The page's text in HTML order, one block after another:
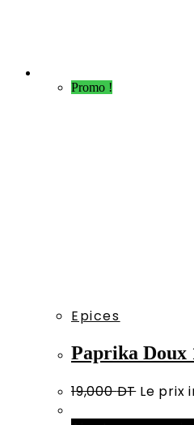
Promo !
Epices
Paprika Doux
19,000DT Le prix